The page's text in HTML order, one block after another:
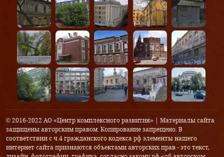
© 2016-2022 АО «Центр комплексного развития» | Материалы сайта
защищены авторским правом. Копирование запрещено. В
соответствии с ч.4 гражданского кодекса рф элементы нашего
интернет сайта признаются объектами авторских прав - это текст,